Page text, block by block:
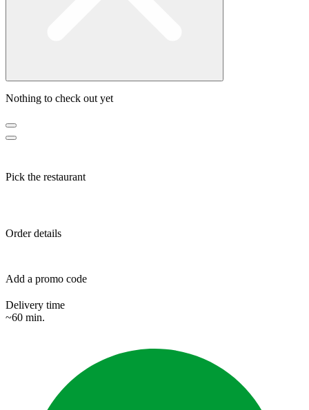
Nothing to check out yet
Pick the restaurant
Order details
Add a promo code
Delivery time
~60 min.